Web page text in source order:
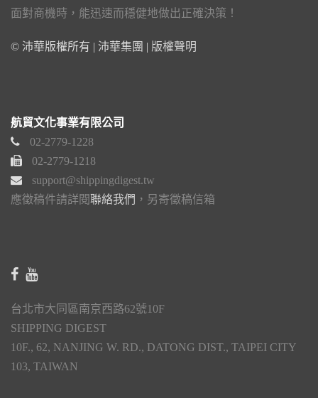
面對商機時，能迅速而穩健地做出正確決策！
© 沛華版權所有 | 沛華集團 | 版權聲明
航貿文化事業有限公司
02-2779-1228
02-2779-1218
support@shippingdigest.tw
應徵稿件請詳閱聯絡我們 ，另寄徵稿信箱
台北市大同區南京西路62號10F
SHIPPING DIGEST
10F., 62, NANJING W. RD., DATONG DIST., TAIPEI CITY
103, TAIWAN